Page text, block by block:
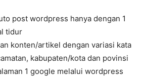
post wordpress hanya dengan 1
tidur
konten/artikel dengan variasi kata
kabupaten/kota dan povinsi
1 google melalui wordpress